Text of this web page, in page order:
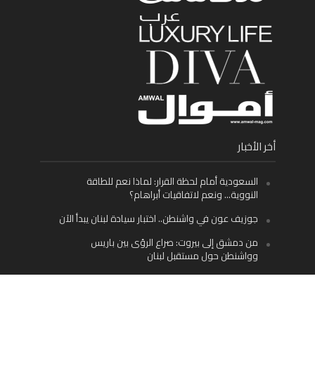
أخر الأخبار
السعودية أمام لحظة القرار: لماذا نعم للطاقة
النووية… ونعم لاتفاقيات أبراهام؟
جوزيف عون في واشنطن.. اختبار سيادة لبنان يبدأ الآن
من دمشق إلى بيروت: صراع الرؤى بين باريس
وواشنطن حول مستقبل لبنان
اليسار اللبناني «اليقظ» وسيادة الدولة: لماذا يُعدّ نزع